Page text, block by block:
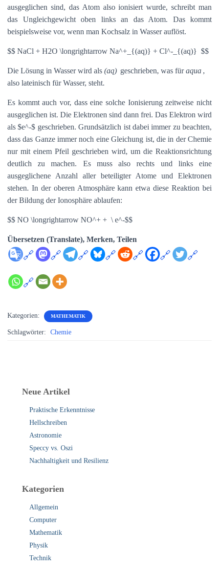
ausgeglichen sind, das Atom also ionisiert wurde, schreibt man
das Ungleichgewicht oben links an das Atom. Das kommt
beispielsweise vor, wenn man Kochsalz in Wasser auflöst.
$$ NaCl + H2O \longrightarrow Na^+_{(aq)} + Cl^-_{(aq)} $$
Die Lösung in Wasser wird als (aq) geschrieben, was füraqua ,
also lateinisch für Wasser, steht.
Es kommt auch vor, dass eine solche Ionisierung zeitweise nicht
ausgeglichen ist. Die Elektronen sind dann frei. Das Elektron wird
als $e^-$ geschrieben. Grundsätzlich ist dabei immer zu beachten,
dass das Ganze immer noch eine Gleichung ist, die in der Chemie
nur mit einem Pfeil geschrieben wird, um die Reaktionsrichtung
deutlich zu machen. Es muss also rechts und links eine
ausgeglichene Anzahl aller beteiligter Atome und Elektronen
stehen. In der oberen Atmosphäre kann etwa diese Reaktion bei
der Bildung der Ionosphäre ablaufen:
$$ NO \longrightarrow NO^+ + \ e^-$$
Übersetzen (Translate), Merken, Teilen
Kategorien: MATHEMATIK
Schlagwörter: Chemie
Neue Artikel
Praktische Erkenntnisse
Hellschreiben
Astronomie
Speccy vs. Oszi
Nachhaltigkeit und Resilienz
Kategorien
Allgemein
Computer
Mathematik
Physik
Technik